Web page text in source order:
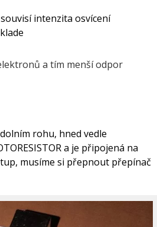
intenzita osvícení
a tím menší odpor
rohu, hned vedle
a je připojená na
musíme si přepnout přepínač